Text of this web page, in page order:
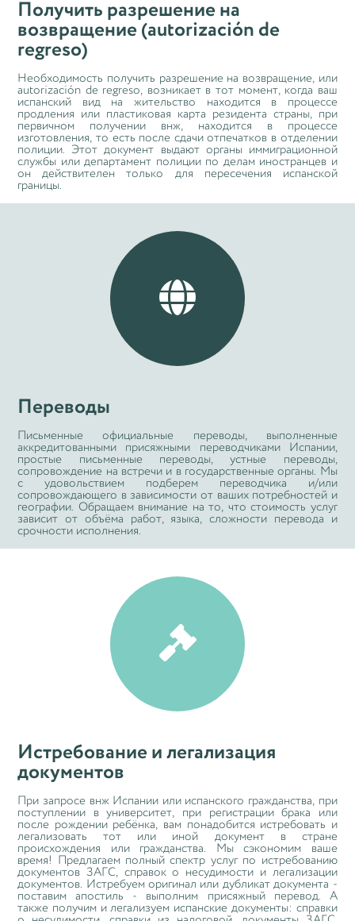
Получить разрешение на
возвращение (autorización de
regreso)
Необходимость получить разрешение на возвращение, или
autorización de regreso, возникает в тот момент, когда ваш
испанский вид на жительство находится в процессе
продления или пластиковая карта резидента страны, при
первичном получении внж, находится в процессе
изготовления, то есть после сдачи отпечатков в отделении
полиции. Этот документ выдают органы иммиграционной
службы или департамент полиции по делам иностранцев и
он действителен только для пересечения испанской
границы.

Переводы
Письменные официальные переводы, выполненные
аккредитованными присяжными переводчиками Испании,
простые письменные переводы, устные переводы,
сопровождение на встречи и в государственные органы. Мы
с удовольствием подберем переводчика и/или
сопровождающего в зависимости от ваших потребностей и
географии. Обращаем внимание на то, что стоимость услуг
зависит от объёма работ, языка, сложности перевода и
срочности исполнения.

Истребование и легализация
документов
При запросе внж Испании или испанского гражданства, при
поступлении в университет, при регистрации брака или
после рождении ребёнка, вам понадобится истребовать и
легализовать тот или иной документ в стране
происхождения или гражданства. Мы сэкономим ваше
время! Предлагаем полный спектр услуг по истребованию
документов ЗАГС, справок о несудимости и легализации
документов. Истребуем оригинал или дубликат документа -
поставим апостиль - выполним присяжный перевод. А
также получим и легализуем испанские документы: справки